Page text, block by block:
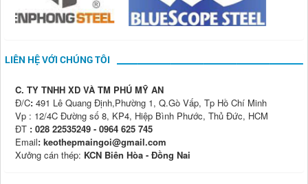
LIÊN HỆ VỚI CHÚNG TÔI
C. TY TNHH XD VÀ TM PHÚ MỸ AN
Đ/C: 491 Lê Quang Định,Phường 1, Q.Gò Vấp, Tp Hồ Chí Minh
Vp : 12/4C Đường số 8, KP4, Hiệp Bình Phước, Thủ Đức, HCM
ĐT : 028 22535249 - 0964 625 745
Email: keothepmaingoi@gmail.com
Xưởng cán thép: KCN Biên Hòa - Đồng Nai